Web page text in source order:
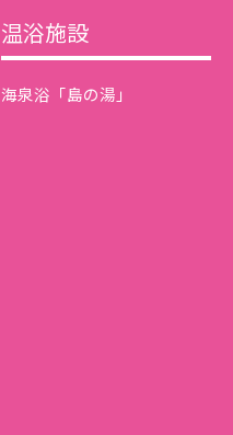
温浴施設
海泉浴「島の湯」